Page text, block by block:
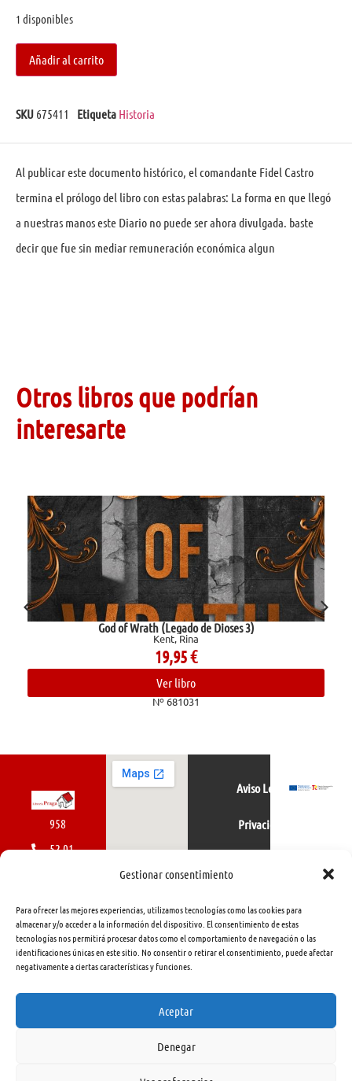
Gestionar consentimiento
Para ofrecer las mejores experiencias, utilizamos tecnologías como las cookies para
almacenar y/o acceder a la información del dispositivo. El consentimiento de estas
tecnologías nos permitirá procesar datos como el comportamiento de navegación o las
identificaciones únicas en este sitio. No consentir o retirar el consentimiento, puede afectar
negativamente a ciertas características y funciones.
Aceptar
Denegar
1 disponibles
Añadir al carrito
SKU 675411 Etiqueta Historia
Al publicar este documento histórico, el comandante Fidel Castro
termina el prólogo del libro con estas palabras: La forma en que llegó
a nuestras manos este Diario no puede ser ahora divulgada. baste
decir que fue sin mediar remuneración económica algun
Otros libros que podrían
interesarte
God of Wrath (Legado de Dioses 3)
Kent, Rina
19,95€
Ver libro
Nº 681031
958
52 01
462
415
info@libreriapraga.com
Gracia,
Aviso Legal
Privacidad